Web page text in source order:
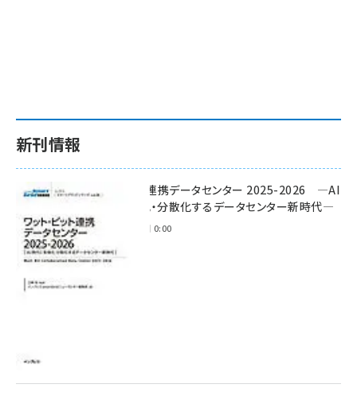
新刊情報
ワット・ビット連携データセンター 2025-2026 ―AI
時代に多様化・分散化するデータセンター新時代―
2025年11月28日 0:00